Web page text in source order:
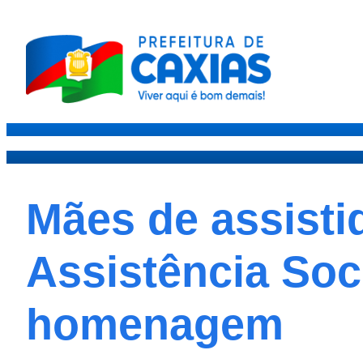
Mães de
Assistência
homenagem